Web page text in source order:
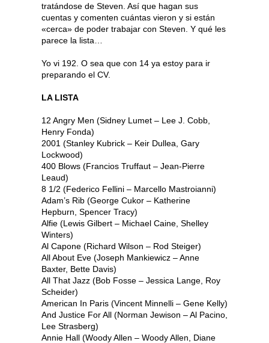
tratándose de Steven. Así que hagan sus
cuentas y comenten cuántas vieron y si están
«cerca» de poder trabajar con Steven. Y qué les
parece la lista…
Yo vi 192. O sea que con 14 ya estoy para ir
preparando el CV.
LA LISTA
12 Angry Men (Sidney Lumet – Lee J. Cobb,
Henry Fonda)
2001 (Stanley Kubrick – Keir Dullea, Gary
Lockwood)
400 Blows (Francios Truffaut – Jean-Pierre
Leaud)
8 1/2 (Federico Fellini – Marcello Mastroianni)
Adam’s Rib (George Cukor – Katherine
Hepburn, Spencer Tracy)
Alfie (Lewis Gilbert – Michael Caine, Shelley
Winters)
Al Capone (Richard Wilson – Rod Steiger)
All About Eve (Joseph Mankiewicz – Anne
Baxter, Bette Davis)
All That Jazz (Bob Fosse – Jessica Lange, Roy
Scheider)
American In Paris (Vincent Minnelli – Gene Kelly)
And Justice For All (Norman Jewison – Al Pacino,
Lee Strasberg)
Annie Hall (Woody Allen – Woody Allen, Diane